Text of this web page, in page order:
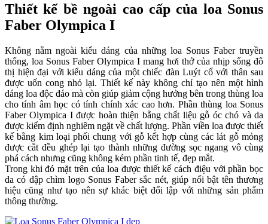
Thiết kế bề ngoài cao cấp của loa Sonus
Faber Olympica I
Không nằm ngoài kiểu dáng của những loa Sonus Faber truyền
thống, loa Sonus Faber Olympica I mang hơi thở của nhịp sống đô
thị hiện đại với kiểu dáng của một chiếc đàn Luýt cổ với thân sau
được uốn cong nhỏ lại. Thiết kế này không chỉ tạo nên một hình
dáng loa độc đáo mà còn giúp giảm cộng hưởng bên trong thùng loa
cho tính âm học có tính chính xác cao hơn. Phần thùng loa Sonus
Faber Olympica I được hoàn thiện bằng chất liệu gỗ óc chó và da
được kiểm định nghiêm ngặt về chất lượng. Phần viền loa được thiết
kế bằng kim loại phối chung với gỗ kết hợp cùng các lát gỗ mỏng
được cắt đều ghép lại tạo thành những đường sọc ngang vô cùng
phá cách nhưng cũng không kém phần tinh tế, đẹp mắt.
Trong khi đó mặt trên của loa được thiết kế cách điệu với phần bọc
da có dập chìm logo Sonus Faber sắc nét, giúp nổi bật tên thương
hiệu cũng như tạo nên sự khác biệt đối lập với những sản phẩm
thông thường.